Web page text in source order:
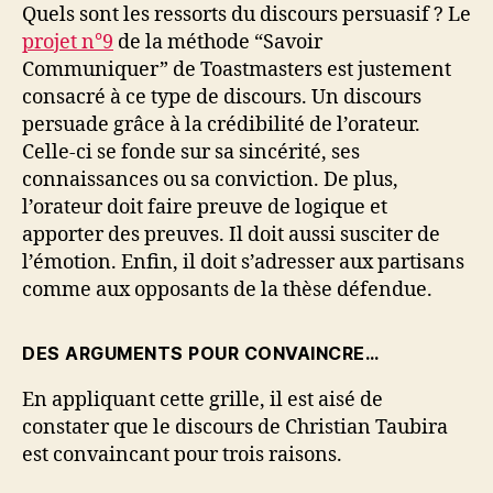
Quels sont les ressorts du discours persuasif ? Le
projet n°9 de la méthode “Savoir
Communiquer” de Toastmasters est justement
consacré à ce type de discours. Un discours
persuade grâce à la crédibilité de l’orateur.
Celle-ci se fonde sur sa sincérité, ses
connaissances ou sa conviction. De plus,
l’orateur doit faire preuve de logique et
apporter des preuves. Il doit aussi susciter de
l’émotion. Enfin, il doit s’adresser aux partisans
comme aux opposants de la thèse défendue.
DES ARGUMENTS POUR CONVAINCRE…
En appliquant cette grille, il est aisé de
constater que le discours de Christian Taubira
est convaincant pour trois raisons.